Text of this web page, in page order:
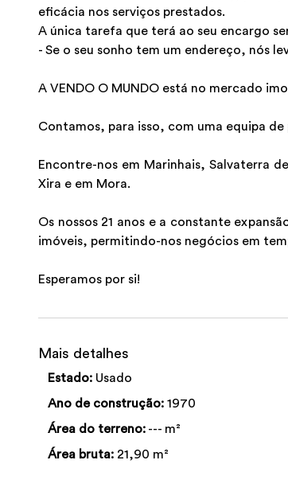
eficácia nos serviços prestados.
A única tarefa que terá ao seu encargo
- Se o seu sonho tem um endereço, nós
A VENDO O MUNDO está no mercado
Contamos, para isso, com uma equipa
Encontre-nos em Marinhais, Salvaterra
Xira e em Mora.
Os nossos 21 anos e a constante
imóveis, permitindo-nos negócios em
Esperamos por si!
Mais detalhes
Estado: Usado
Ano de construção: 1970
Área do terreno: --- m²
Área bruta: 21,90 m²